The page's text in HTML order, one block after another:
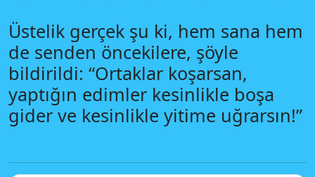
Üstelik gerçek şu ki, hem sana hem
de senden öncekilere, şöyle
bildirildi: “Ortaklar koşarsan,
yaptığın edimler kesinlikle boşa
gider ve kesinlikle yitime uğrarsın!”